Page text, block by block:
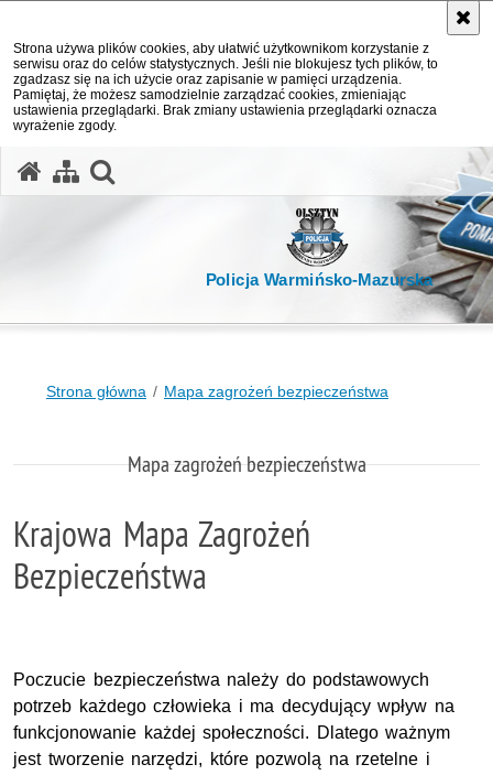
Strona używa plików cookies, aby ułatwić użytkownikom korzystanie z
serwisu oraz do celów statystycznych. Jeśli nie blokujesz tych plików, to
zgadzasz się na ich użycie oraz zapisanie w pamięci urządzenia.
Pamiętaj, że możesz samodzielnie zarządzać cookies, zmieniając
ustawienia przeglądarki. Brak zmiany ustawienia przeglądarki oznacza
wyrażenie zgody.
Policja Warmińsko-Mazurska
Strona główna Mapa zagrożeń bezpieczeństwa
Mapa zagrożeń bezpieczeństwa
Krajowa Mapa Zagrożeń
Bezpieczeństwa
Poczucie bezpieczeństwa należy do podstawowych
potrzeb każdego człowieka i ma decydujący wpływ na
funkcjonowanie każdej społeczności. Dlatego ważnym
jest tworzenie narzędzi, które pozwolą na rzetelne i